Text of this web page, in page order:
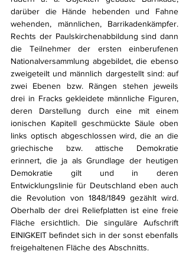
darüber die Hände hebenden und Fahne
wehenden, männlichen, Barrikadenkämpfer.
Rechts der Paulskirchenabbildung sind dann
die Teilnehmer der ersten einberufenen
Nationalversammlung abgebildet, die ebenso
zweigeteilt und männlich dargestellt sind: auf
zwei Ebenen bzw. Rängen stehen jeweils
drei in Fracks gekleidete männliche Figuren,
deren Darstellung durch eine mit einem
ionischen Kapitell geschmückte Säule oben
links optisch abgeschlossen wird, die an die
griechische bzw. attische Demokratie
erinnert, die ja als Grundlage der heutigen
Demokratie gilt und in deren
Entwicklungslinie für Deutschland eben auch
die Revolution von 1848/1849 gezählt wird.
Oberhalb der drei Reliefplatten ist eine freie
Fläche ersichtlich. Die singuläre Aufschrift
EINIGKEIT befindet sich in der sonst ebenfalls
freigehaltenen Fläche des Abschnitts.